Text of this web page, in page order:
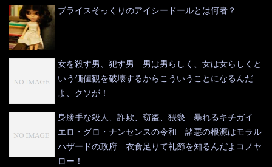
ブライスそっくりのアイシードールとは何者？
女を殺す男、犯す男 男は男らしく、女は女らしくと
いう価値観を破壊するからこういうことになるんだ
よ、クソが！
身勝手な殺人、詐欺、窃盗、猥褻 暴れるキチガイ
エロ・グロ・ナンセンスの令和 諸悪の根源はモラル
ハザードの政府 衣食足りて礼節を知るんだよコノヤ
ロー！